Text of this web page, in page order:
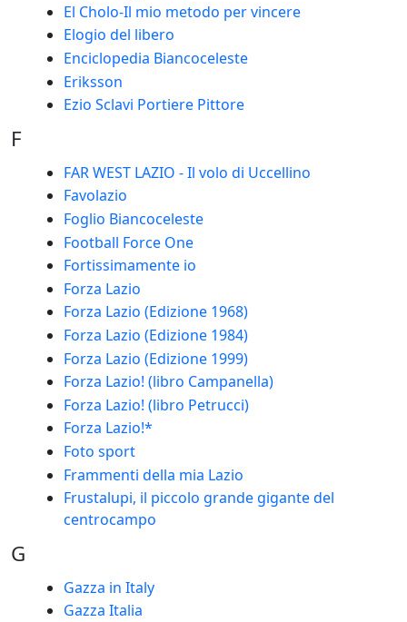
El Cholo-Il mio metodo per vincere
Elogio del libero
Enciclopedia Biancoceleste
Eriksson
Ezio Sclavi Portiere Pittore
F
FAR WEST LAZIO - Il volo di Uccellino
Favolazio
Foglio Biancoceleste
Football Force One
Fortissimamente io
Forza Lazio
Forza Lazio (Edizione 1968)
Forza Lazio (Edizione 1984)
Forza Lazio (Edizione 1999)
Forza Lazio! (libro Campanella)
Forza Lazio! (libro Petrucci)
Forza Lazio!*
Foto sport
Frammenti della mia Lazio
Frustalupi, il piccolo grande gigante del
centrocampo
G
Gazza in Italy
Gazza Italia